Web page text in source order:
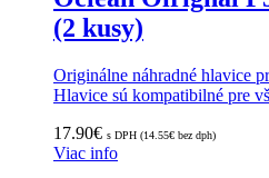
(2 kusy)
Originálne náhradné hlavice
Hlavice sú kompatibilné pre
17.90€ s DPH (14.55€ bez dph)
Viac info